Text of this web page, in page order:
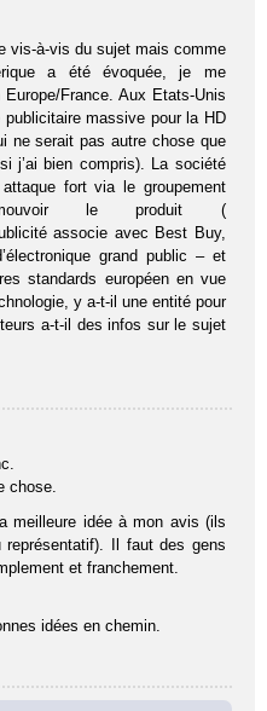
vis-à-vis du sujet mais comme
a été évoquée, je me
France. Aux Etats-Unis
massive pour la HD
ne serait pas autre chose que
j’ai bien compris). La société
fort via le groupement
le produit (
associe avec Best Buy,
grand public – et
standards européen en vue
y a-t-il une entité pour
a-t-il des infos sur le sujet
chose.
meilleure idée à mon avis (ils
Il faut des gens
et franchement.
idées en chemin.